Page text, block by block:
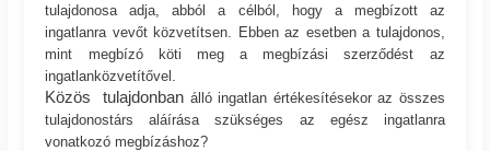
tulajdonosa adja, abból a célból, hogy a megbízott az
ingatlanra vevőt közvetítsen. Ebben az esetben a tulajdonos,
mint megbízó köti meg a megbízási szerződést az
ingatlanközvetítővel.
Közös tulajdonban álló ingatlan értékesítésekor az összes
tulajdonostárs aláírása szükséges az egész ingatlanra
vonatkozó megbízáshoz?